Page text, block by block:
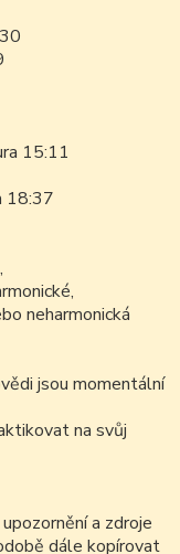
15:11
18:37
neharmonická
jsou momentální
na svůj
a zdroje
dále kopírovat